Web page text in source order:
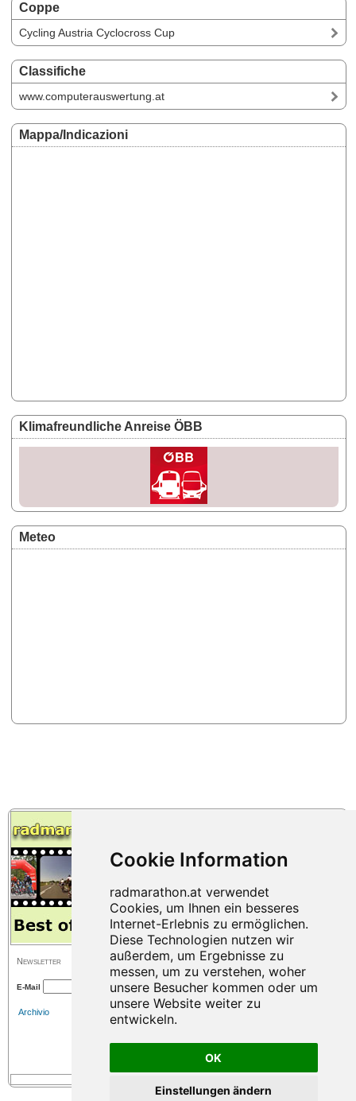
OK
Einstellungen ändern
Coppe
Cycling Austria Cyclocross Cup
Classifiche
www.computerauswertung.at
Mappa/Indicazioni
Klimafreundliche Anreise ÖBB
Meteo
Newsletter
E-Mail
Archivio